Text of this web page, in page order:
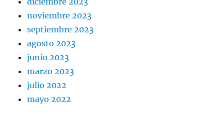
noviembre 2023
septiembre 2023
agosto 2023
junio 2023
marzo 2023
julio 2022
mayo 2022